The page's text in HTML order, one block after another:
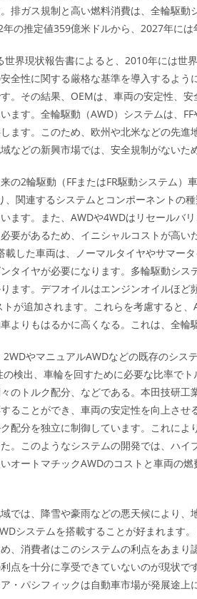
排ガス規制と高い燃料消費は、全輪駆
の推定値359億米ドルから、2027年に
世界現状報告書によると、2010年には世
全性に関する厳格な基準を導入するよ
。その結果、OEMは、車両の安定性、
ます。全輪駆動（AWD）システムは、
ます。このため、欧州や北米などの先
などの新興市場では、安全規制がないた
の2輪駆動（FFまたはFR駆動システム
、関連するシステムとコンポーネントの
ます。また、AWDや4WDはリセールバ
要があるため、イニシャルコストが高い
載した車両は、ノーマルタイヤやサマー
タイヤが必要になります。多輪駆動シ
ます。デフオイルはエンジンオイルほ
が追加されます。これらを考慮すると
よりもはるかに高くなる。これは、全
2WDやマニュアルAWDなどの既存のシ
検出、車輪を回すために必要な比率で
のトルク配分、などである。本田技研工
ることができ、車両の安定性を向上さ
配分を独立に制御しています。これに
。このようなシステムの開発では、ハ
オートマチックAWDのコストと車両の
では、降雪や豪雨などの悪天候により
システムを搭載することが好まれます
、消費者はこのシステムの利点をあま
点を十分に享受できていないのが現状
・パシフィックは自動車市場が発展途上